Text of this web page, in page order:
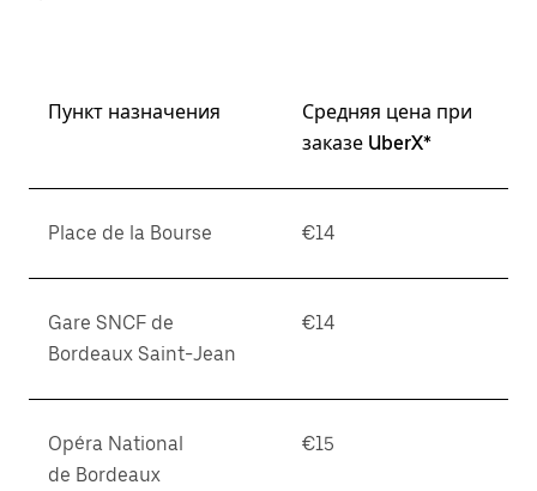
Пункт назначения
Средняя цена при
заказе UberX*
Place de la Bourse €14
Gare SNCF de
Bordeaux Saint-Jean
€14
Opéra National
de Bordeaux
€15